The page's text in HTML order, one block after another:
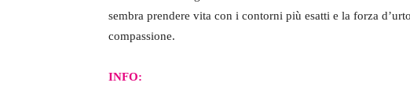
sembra prendere vita con i contorni più esatti e la forza
compassione.
INFO: